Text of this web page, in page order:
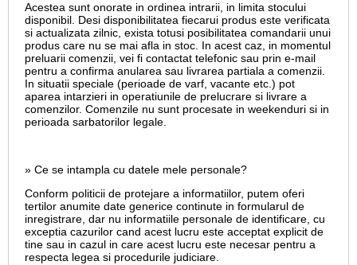
Acestea sunt onorate in ordinea intrarii, in limita stocului
disponibil. Desi disponibilitatea fiecarui produs este verificata
si actualizata zilnic, exista totusi posibilitatea comandarii unui
produs care nu se mai afla in stoc. In acest caz, in momentul
preluarii comenzii, vei fi contactat telefonic sau prin e-mail
pentru a confirma anularea sau livrarea partiala a comenzii.
In situatii speciale (perioade de varf, vacante etc.) pot
aparea intarzieri in operatiunile de prelucrare si livrare a
comenzilor. Comenzile nu sunt procesate in weekenduri si in
perioada sarbatorilor legale.
» Ce se intampla cu datele mele personale?
Conform politicii de protejare a informatiilor, putem oferi
tertilor anumite date generice continute in formularul de
inregistrare, dar nu informatiile personale de identificare, cu
exceptia cazurilor cand acest lucru este acceptat explicit de
tine sau in cazul in care acest lucru este necesar pentru a
respecta legea si procedurile judiciare.